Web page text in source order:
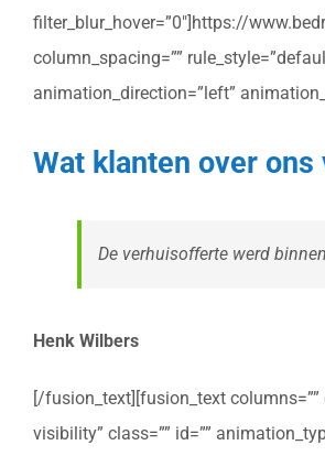
filter_blur_hover=”0″]https://
column_spacing=””
animation_direction=”left”
Wat klanten over
De verhuisofferte werd
Henk Wilbers
[/fusion_text][fusion_text columns=””
visibility” class=”” id=””